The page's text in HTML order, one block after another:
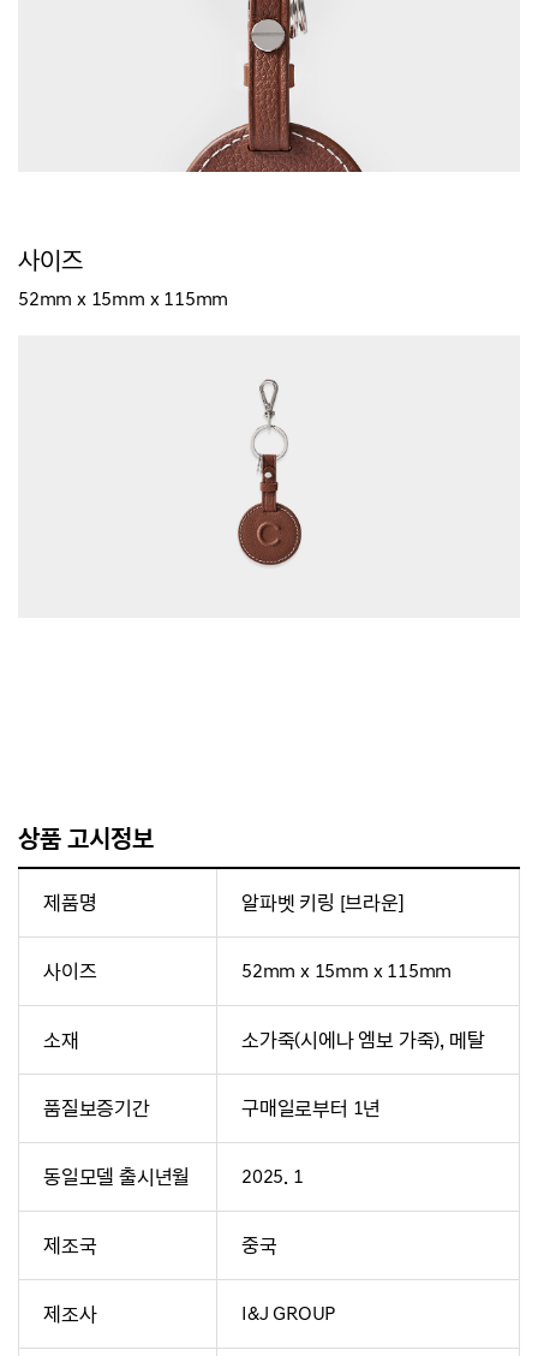
사이즈
52mm x 15mm x 115mm
상품 고시정보
제품명 알파벳 키링 [브라운]
사이즈 52mm x 15mm x 115mm
소재 소가죽(시에나 엠보 가죽), 메탈
품질보증기간 구매일로부터 1년
동일모델 출시년월 2025. 1
제조국 중국
제조사 I&J GROUP